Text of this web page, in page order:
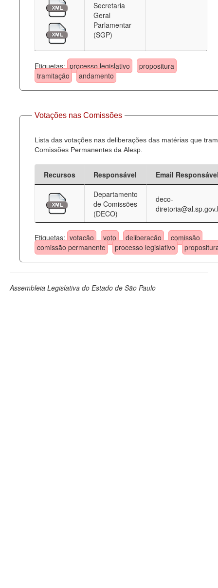
Secretaria
Geral
Parlamentar
(SGP)
Etiquetas: processo legislativo
propositura
tramitação
andamento
Votações nas Comissões
Lista das votações nas deliberações das matérias que
Comissões Permanentes da Alesp.
Recursos Responsável
Email
Departamento
de Comissões
(DECO)
deco-
Etiquetas: votação voto deliberação
comissão
comissão permanente
processo legislativo
Assembleia Legislativa do Estado de São Paulo